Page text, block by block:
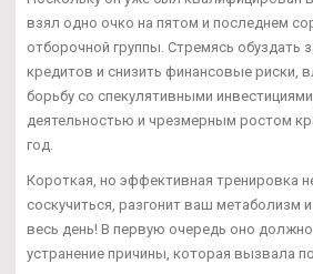
взял одно очко на пятом и последнем
отборочной группы. Стремясь обуздать
кредитов и снизить финансовые риски,
борьбу со спекулятивными
деятельностью и чрезмерным ростом
год.
Короткая, но эффективная тренировка
соскучиться, разгонит ваш метаболизм
весь день! В первую очередь оно
устранение причины, которая вызвала